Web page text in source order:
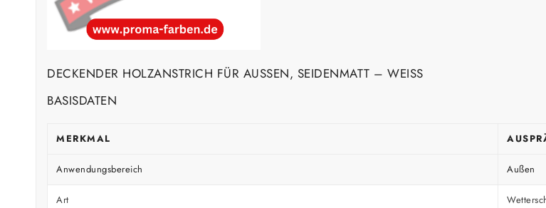
DECKENDER HOLZANSTRICH FÜR AUSSEN, SEIDENMATT – WEISS
BASISDATEN
MERKMAL
Anwendungsbereich Außen
Art